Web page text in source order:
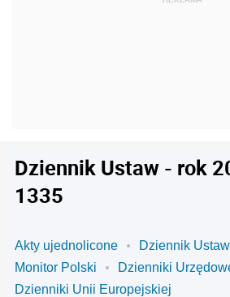
Dziennik Ustaw - rok
1335
Akty ujednolicone
Dziennik Ustaw
Monitor Polski
Dzienniki
Dzienniki Unii Europejskiej